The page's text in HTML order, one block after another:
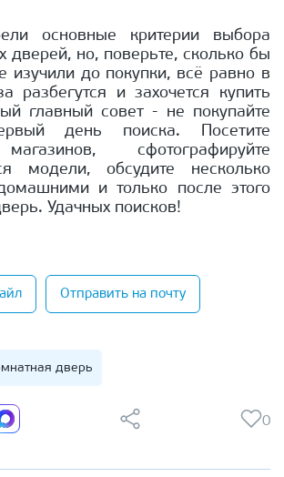
основные критерии выбора
дверей, но, поверьте, сколько бы
изучили до покупки, всё равно в
разбегутся и захочется купить
главный совет - не покупайте
день поиска. Посетите
сфотографируйте
модели, обсудите несколько
и только после этого
Удачных поисков!
Отправить на почту
дверь
0